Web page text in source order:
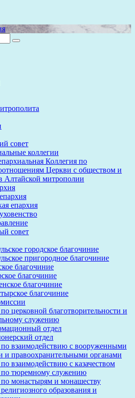
совет
коллегии
Коллегия по
Церкви с обществом и
митрополии
епархия
совет
городское благочиние
пригородное благочиние
благочиние
благочиние
благочиние
благочиние
церковной благотворительности и
служению
отдел
отдел
взаимодействию с вооруженными
и правоохранительными органами
взаимодействию с казачеством
по тюремному служению
монастырям и монашеству
образования и